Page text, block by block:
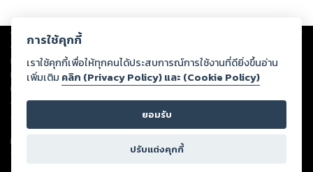
Copyright © 2026
ต่อผลงานหรือเนื้อหาใดที่อัปโหลดผ่านเว็บไซต์และปรากฏว่าละเมิดสิทธิใน
ทรัพย์สินทางปัญญาของบุคคลอื่นหรือขัดต่อกฎหมายและศีลธรรม ดังนั้น ผู้อ่าน
ทุกท่านโปรดใช้วิจารณญาณในการกลั่นกรองด้วยตนเอง และหากท่านพบว่าส่วน
หนึ่งส่วนใดขัดต่อกฎหมายและศีลธรรม กรุณาแจ้งมายังบริษัท เพื่อทีมงานจะได้
ดำเนินการในทันที ทั้งนี้ ทางสตอรี่ล็อกขอสงวนลิขสิทธิ์ตามพระราชบัญญัติ
ลิขสิทธิ์ พ.ศ. 2537 (ฉบับล่าสุด)
For support: member@ookbee.com
Version
การใช้คุกกี้
เราใช้คุกกี้เพื่อให้ทุกคนได้ประสบการณ์การใช้งานที่ดียิ่งขึ้นอ่าน
เพิ่มเติม คลิก (Privacy Policy) และ (Cookie Policy)
ยอมรับ
ปรับแต่งคุกกี้